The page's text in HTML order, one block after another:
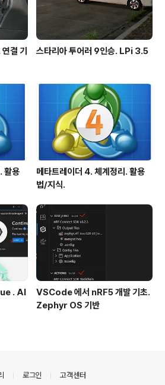
결 기
스타리아 투어러 9인승. LPi 3.5
활용
메타트레이더 4. 체계정리. 활용
법/지식.
. AI
VSCode 에서 nRF5 개발 기초.
Zephyr OS 기반
로그인 고객센터